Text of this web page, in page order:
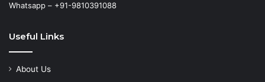
Whatsapp – +91-9810391088
Useful Links
About Us